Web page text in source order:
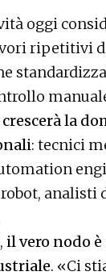
oggi
ripetitivi
crescerà la
: tecnici
analisti
il vero nodo
. «Ci